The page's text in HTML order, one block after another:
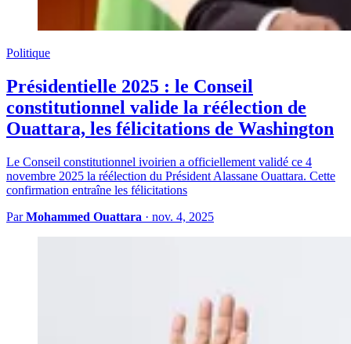
Politique
Présidentielle 2025 : le Conseil
constitutionnel valide la réélection de
Ouattara, les félicitations de Washington
Le Conseil constitutionnel ivoirien a officiellement validé ce 4
novembre 2025 la réélection du Président Alassane Ouattara. Cette
confirmation entraîne les félicitations
ParMohammed Ouattara · nov. 4, 2025